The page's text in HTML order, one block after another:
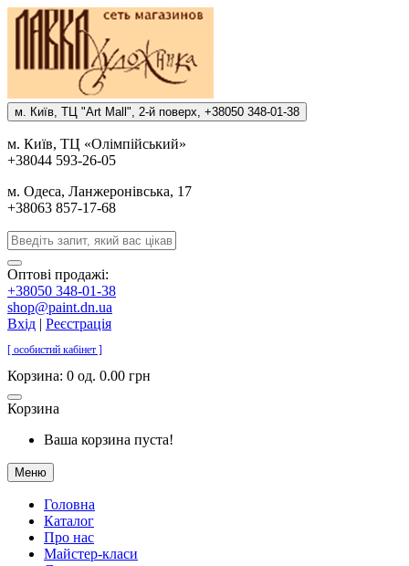
м. Киïв, ТЦ "Art Mall", 2-й поверх, +38050 348-01-38
м. Киïв, ТЦ «Олiмпiйський»
+38044 593-26-05
м. Одеса, Ланжеронiвська, 17
+38063 857-17-68
Оптові продажі:
+38050 348-01-38
shop@paint.dn.ua
Вхід | Реєстрація
[ особистий кабінет ]
Корзина: 0 од. 0.00 грн
Корзина
Ваша корзина пуста!
Меню
Головна
Каталог
Про нас
Майстер-класи